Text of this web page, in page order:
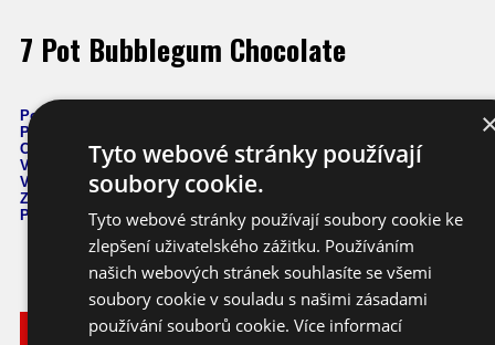
7 Pot Bubblegum Chocolate
Počet semen: 10 ks
Pálivost: 1,200
Capsicum Chinense
Výška: 80 - 140 cm
Velikost plodů: 3 - 6 cm
Zrání: 110 dnů
Původ: Velká Británie
Vyberte
Tyto webové stránky používají
soubory cookie.
Tyto webové stránky používají soubory cookie ke
zlepšení uživatelského zážitku. Používáním
našich webových stránek souhlasíte se všemi
soubory cookie v souladu s našimi zásadami
používání souborů cookie. Více informací